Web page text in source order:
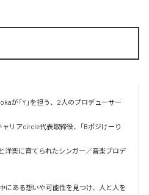
が「Y」を担う、2人のプロデューサー
リアcircle代表取締役、「Bポジけーり
洋楽に育てられたシンガー／音楽プロデ
にある想いや可能性を見つけ、人と人を